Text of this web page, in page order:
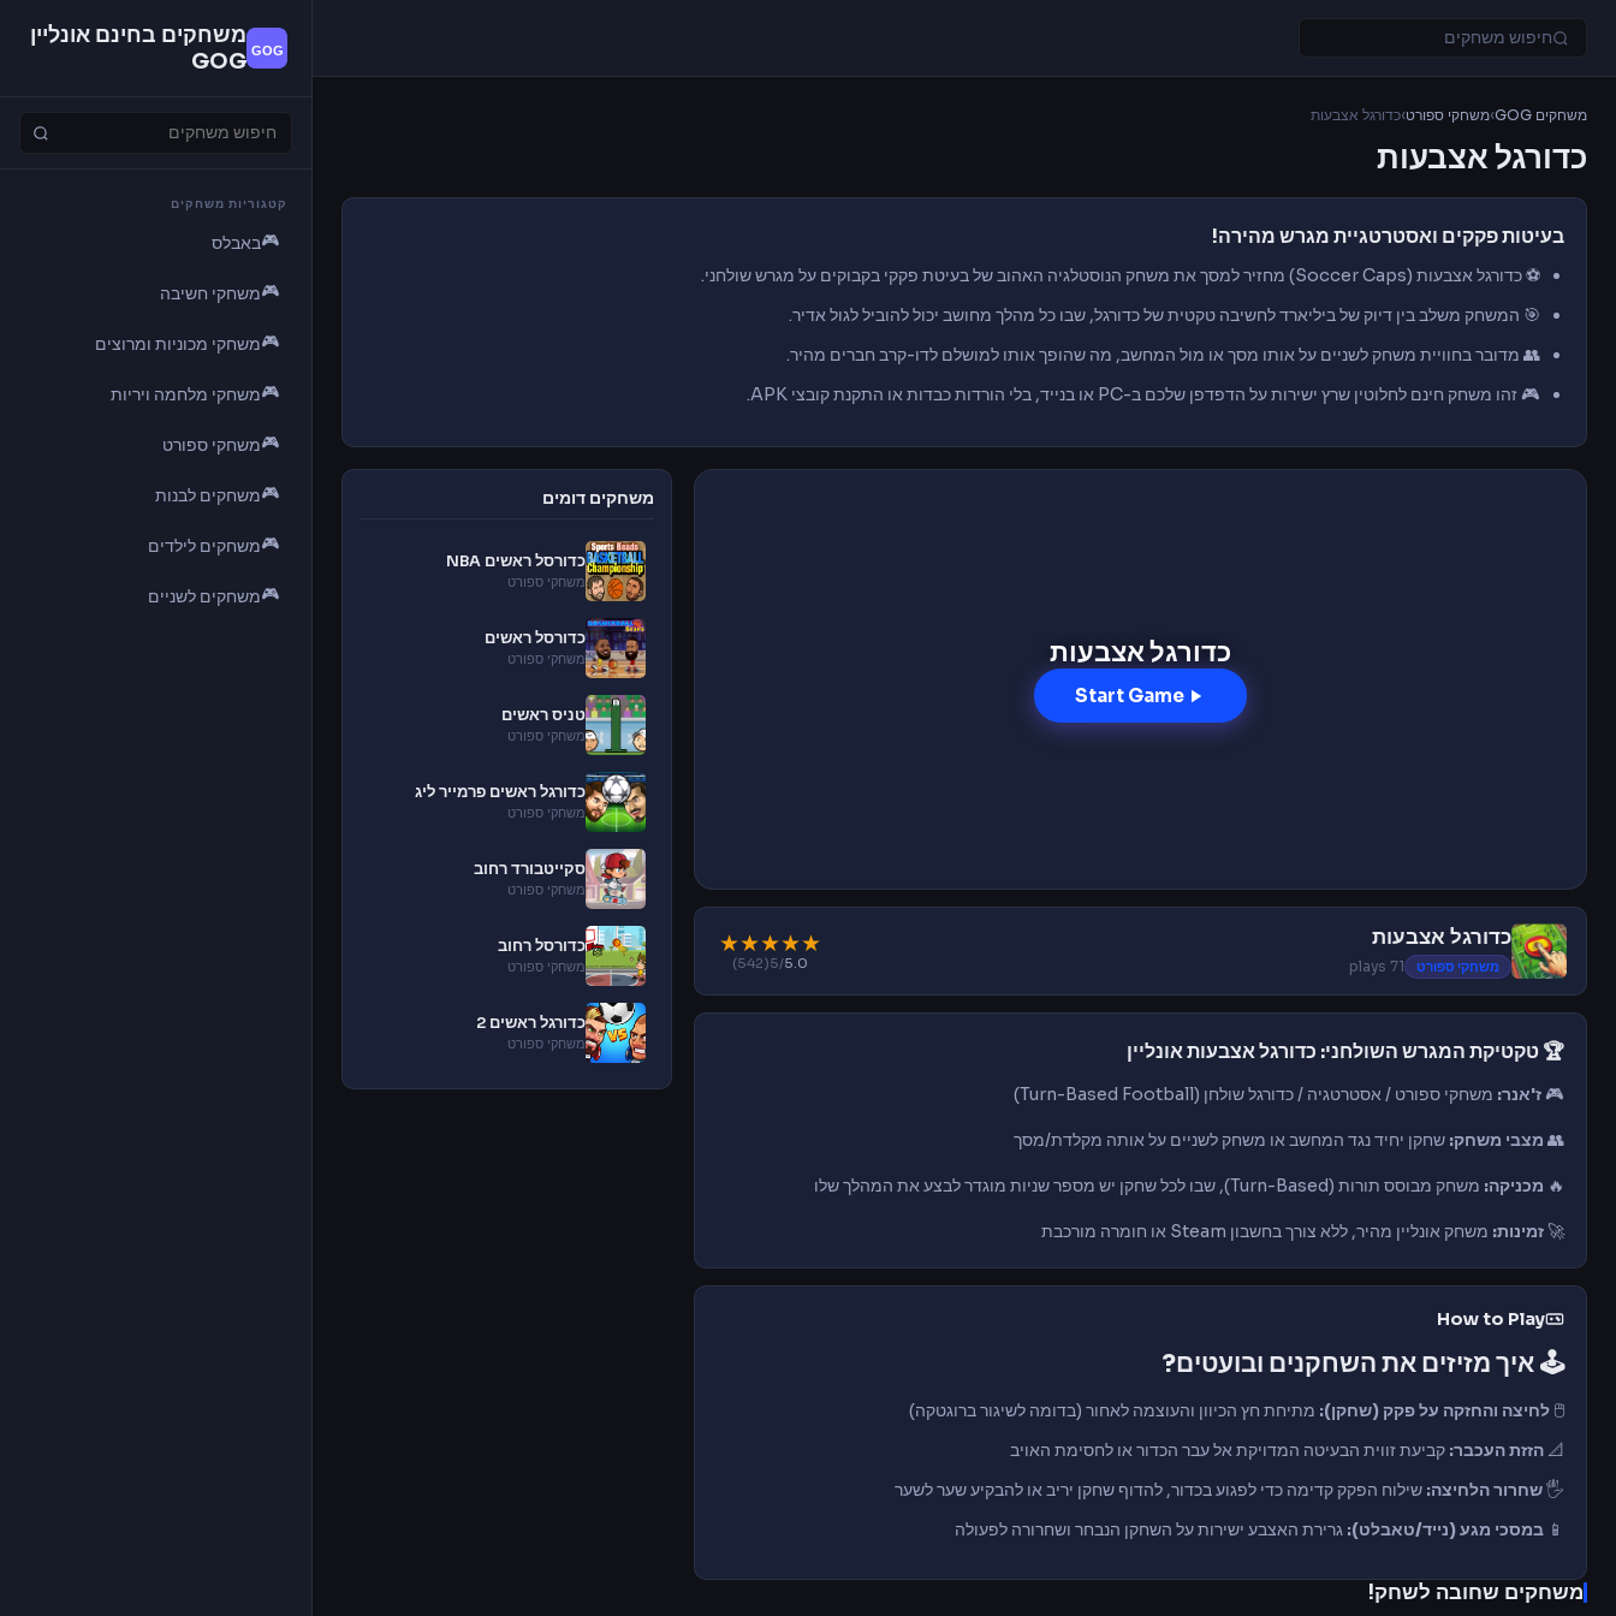
משחקים בחינם אונליין
GOG
קטגוריות משחקים
🎮באבלס
🎮משחקי חשיבה
🎮משחקי מכוניות ומרוצים
🎮משחקי מלחמה ויריות
🎮משחקי ספורט
🎮משחקים לבנות
🎮משחקים לילדים
🎮משחקים לשניים
משחקים GOG ›משחקי ספורט›כדורגל אצבעות
כדורגל אצבעות
בעיטות פקקים ואסטרטגיית מגרש מהירה!
⚽ כדורגל אצבעות (Soccer Caps) מחזיר למסך את משחק הנוסטלגיה האהוב של בעיטת פקקי בקבוקים על מגרש שולחני.
🎯 המשחק משלב בין דיוק של ביליארד לחשיבה טקטית של כדורגל, שבו כל מהלך מחושב יכול להוביל לגול אדיר.
👥 מדובר בחוויית משחק לשניים על אותו מסך או מול המחשב, מה שהופך אותו למושלם לדו-קרב חברים מהיר.
🎮 זהו משחק חינם לחלוטין שרץ ישירות על הדפדפן שלכם ב-PC או בנייד, בלי הורדות כבדות או התקנת קובצי APK.
כדורגל אצבעות
Start Game
כדורגל אצבעות
משחקי ספורט 71 plays
★
★
★
★
★
5.0
/5
(542)
🏆 טקטיקת המגרש השולחני: כדורגל אצבעות אונליין
🎮 ז'אנר: משחקי ספורט / אסטרטגיה / כדורגל שולחן (Turn-Based Football)
👥 מצבי משחק: שחקן יחיד נגד המחשב או משחק לשניים על אותה מקלדת/מסך
🔥 מכניקה: משחק מבוסס תורות (Turn-Based), שבו לכל שחקן יש מספר שניות מוגדר לבצע את המהלך שלו
🚀 זמינות: משחק אונליין מהיר, ללא צורך בחשבון Steam או חומרה מורכבת
How to Play
🕹️איך מזיזים את השחקנים ובועטים?
🖱️ לחיצה והחזקה על פקק (שחקן): מתיחת חץ הכיוון והעוצמה לאחור (בדומה לשיגור ברוגטקה)
📐 הזזת העכבר: קביעת זווית הבעיטה המדויקת אל עבר הכדור או לחסימת האויב
🖐️שחרור הלחיצה: שילוח הפקק קדימה כדי לפגוע בכדור, להדוף שחקן יריב או להבקיע שער לשער
📱 במסכי מגע (נייד/טאבלט): גרירת האצבע ישירות על השחקן הנבחר ושחרורה לפעולה
משחקים דומים
כדורסל ראשים NBA
משחקי ספורט
כדורסל ראשים
משחקי ספורט
טניס ראשים
משחקי ספורט
כדורגל ראשים פרמייר ליג
משחקי ספורט
סקייטבורד רחוב
משחקי ספורט
כדורסל רחוב
משחקי ספורט
כדורגל ראשים 2
משחקי ספורט
משחקים שחובה לשחק!